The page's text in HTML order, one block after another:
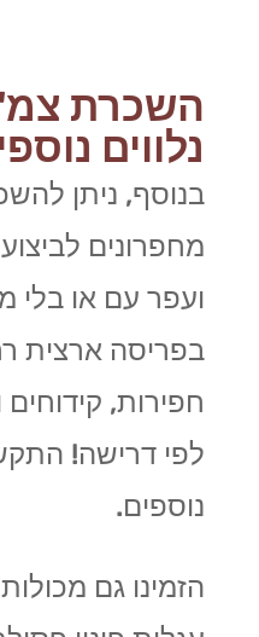
השכרת
נלווים
בנוסף, ניתן
מחפרונים
ועפר עם או בלי
בפריסה ארצית
חפירות,
לפי דרישה!
נוספים.
הזמינו גם